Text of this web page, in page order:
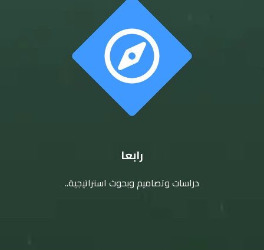
رابعا
دراسات وتصاميم وبحوث استراتيجية..